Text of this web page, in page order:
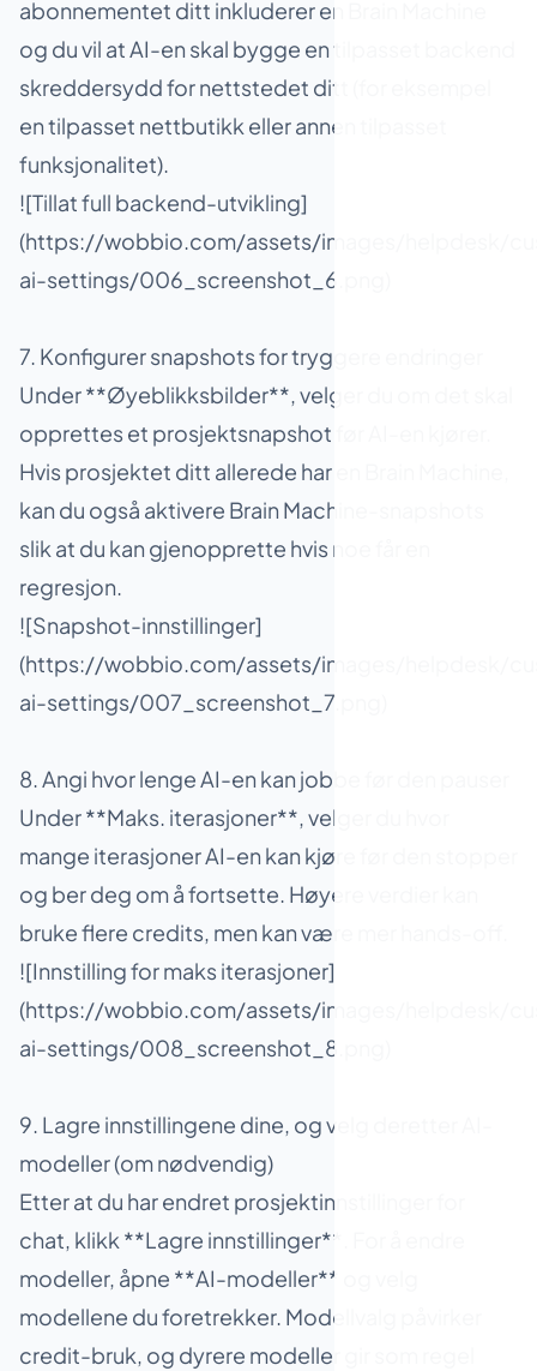
abonnementet ditt inkluderer en Brain Machine
og du vil at AI-en skal bygge en tilpasset backend
skreddersydd for nettstedet ditt (for eksempel
en tilpasset nettbutikk eller annen tilpasset
funksjonalitet).
![Tillat full backend-utvikling]
(https://wobbio.com/assets/images/helpdesk/
ai-settings/006_screenshot_6.png)
7. Konfigurer snapshots for tryggere endringer
Under **Øyeblikksbilder**, velger du om det skal
opprettes et prosjektsnapshot før AI-en kjører.
Hvis prosjektet ditt allerede har en Brain Machine,
kan du også aktivere Brain Machine-snapshots
slik at du kan gjenopprette hvis noe får en
regresjon.
![Snapshot-innstillinger]
(https://wobbio.com/assets/images/helpdesk/
ai-settings/007_screenshot_7.png)
8. Angi hvor lenge AI-en kan jobbe før den pauser
Under **Maks. iterasjoner**, velger du hvor
mange iterasjoner AI-en kan kjøre før den stopper
og ber deg om å fortsette. Høyere verdier kan
bruke flere credits, men kan være mer hands-off.
![Innstilling for maks iterasjoner]
(https://wobbio.com/assets/images/helpdesk/
ai-settings/008_screenshot_8.png)
9. Lagre innstillingene dine, og velg deretter AI-
modeller (om nødvendig)
Etter at du har endret prosjektinnstillinger for
chat, klikk **Lagre innstillinger**. For å endre
modeller, åpne **AI-modeller** og velg
modellene du foretrekker. Modellvalg påvirker
credit-bruk, og dyrere modeller gir som regel